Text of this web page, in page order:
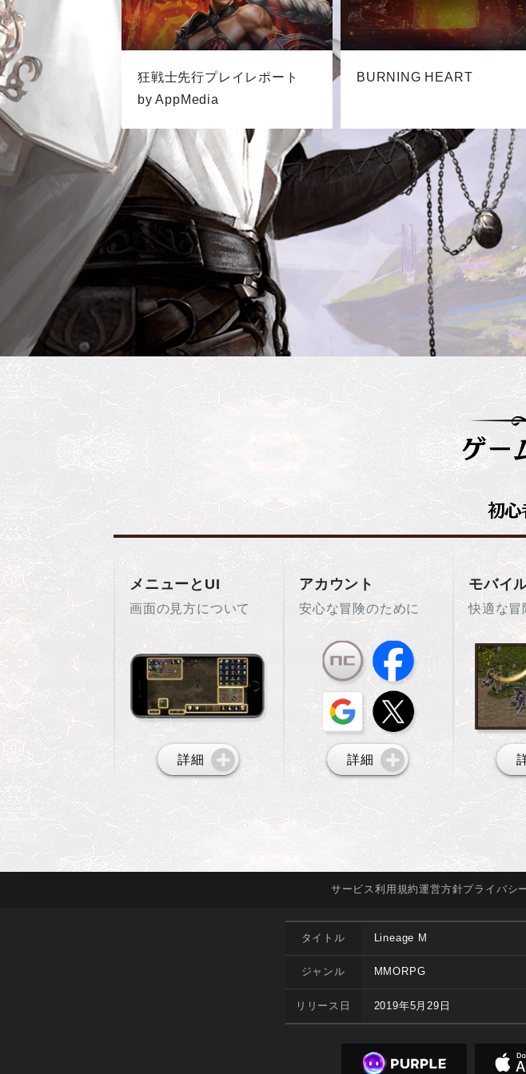
狂戦士先行プレイレポート
by AppMedia
BURNING HEART
メニューとUI
画面の見方について
詳細
アカウント
安心な冒険のために
詳細
モバイ
快適な冒
サービス利用規約運営方針プライバシ
タイトル Lineage M
ジャンル MMORPG
リリース日 2019年5月29日